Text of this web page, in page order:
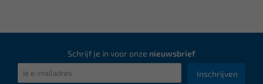
Schrijf je in voor onze nieuwsbrief
Inschrijven